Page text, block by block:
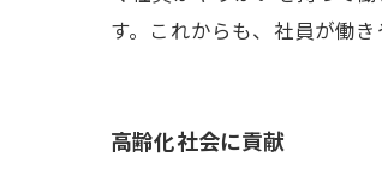
す。これからも、社員が働
高齢化社会に貢献